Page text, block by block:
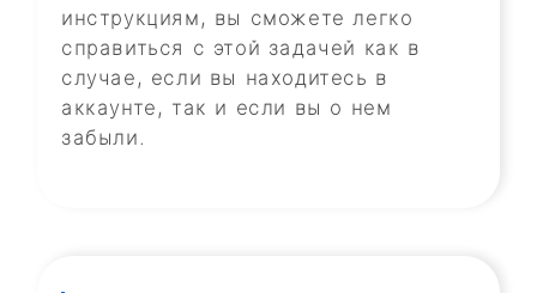
инструкциям, вы сможете легко
справиться с этой задачей как в
случае, если вы находитесь в
аккаунте, так и если вы о нем
забыли.